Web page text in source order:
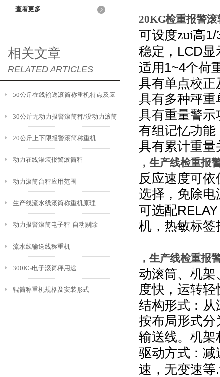
查看更多
相关文章
RELATED ARTICLES
50公斤在线输送滚筒称重机特点及应
用原理
30公斤无动力报警滚筒秤/没动力滚筒
称
20公斤上下限报警滚筒称重机
动力在线灌装报警滚筒秤
动力滚筒台秤应用范围
生产线流水线滚筒称重机原理
动力报警滚筒电子秤-自动剔除
流水线输送线称重机
300KG电子滚筒秤用途
辊筒称重机规格及安装形式
20KG检重报警
可设度zui高1/
稳定， LCD显
适用 1~4个荷
具有单点校正
具有多种秤重
具有重量警示
有组记忆功能
具有累计重量
，生产线检重报
反应速度可
选择，免除电
可选配RELAY
机，热敏标签
，生产线检重报
动滚筒、机架
度快，运转
结构形式：从
按布局形式分
输送线。机架
驱动方式：减
速，无变速等.